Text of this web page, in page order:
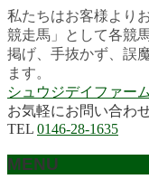
私たちはお客様より
競走馬」として各競
掲げ、手抜かず、誤
ます。
シュウジデイファーム
お気軽にお問い合わ
TEL 0146-28-1635
MENU